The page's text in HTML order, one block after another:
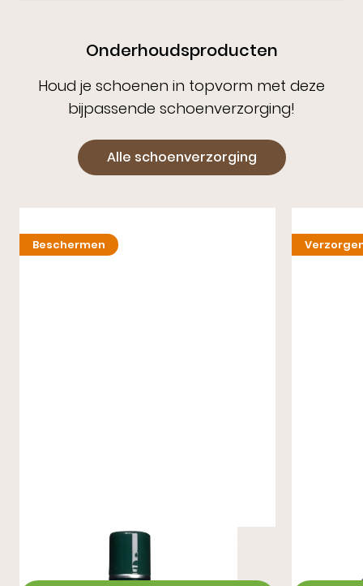
Onderhoudsproducten
Houd je schoenen in topvorm met deze
bijpassende schoenverzorging!
Alle schoenverzorging
Beschermen